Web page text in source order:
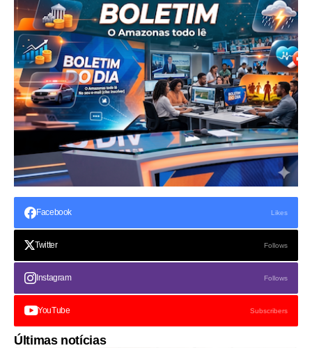
Facebook Likes
Twitter Follows
Instagram Follows
YouTube Subscribers
Últimas notícias